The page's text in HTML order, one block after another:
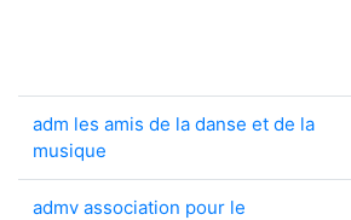
adm les amis de la danse et de la
musique
admv association pour le